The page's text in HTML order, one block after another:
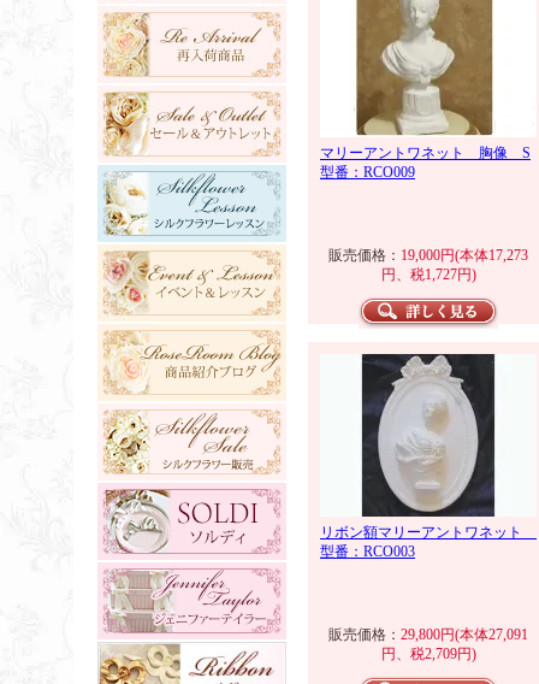
マリーアントワネット 胸像 S
型番：RCO009
販売価格： 19,000円(本体17,273
円、税1,727円)
リボン額マリーアントワネット
型番：RCO003
販売価格： 29,800円(本体27,091
円、税2,709円)